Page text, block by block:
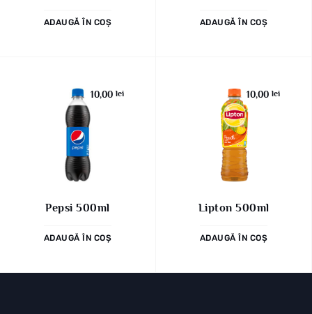
ADAUGĂ ÎN COȘ ADAUGĂ ÎN COȘ
10,00lei
Pepsi 500ml
ADAUGĂ ÎN COȘ
10,00lei
Lipton 500ml
ADAUGĂ ÎN COȘ